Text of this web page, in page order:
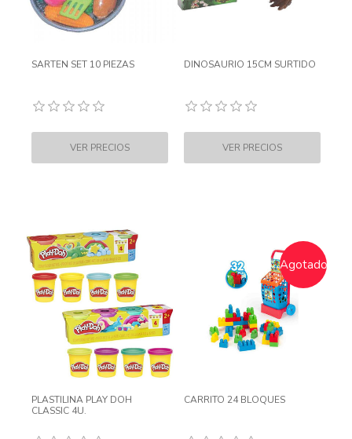
SARTEN SET 10 PIEZAS DINOSAURIO 15CM SURTIDO
PLASTILINA PLAY DOH
CLASSIC 4U.
Agotado
CARRITO 24 BLOQUES